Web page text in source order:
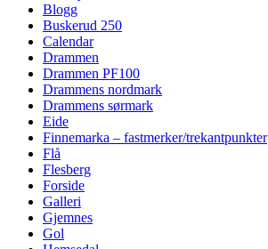
Blogg
Buskerud 250
Calendar
Drammen
Drammen PF100
Drammens nordmark
Drammens sørmark
Eide
Finnemarka – fastmerker/trekantpunkter
Flå
Flesberg
Forside
Galleri
Gjemnes
Gol